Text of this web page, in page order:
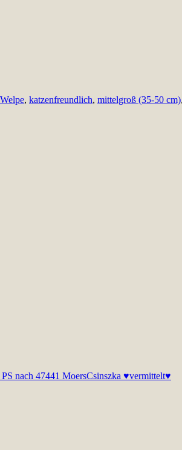
, katzenfreundlich, mittelgroß (35-50 cm),
nach 47441 MoersCsinszka ♥vermittelt♥